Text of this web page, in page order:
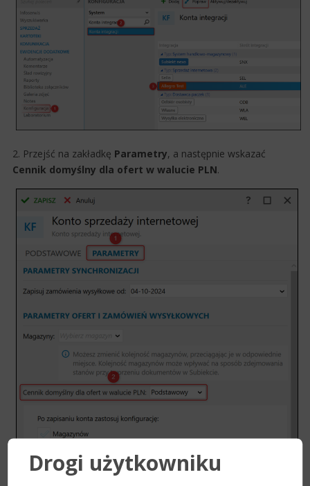
2. Przejść na zakładkę Parametry, a następnie wskazać
Cennik domyślny dla ofert w walucie PLN.
Drogi użytkowniku